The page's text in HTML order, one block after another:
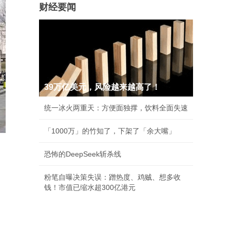
财经要闻
39万亿美元，风险越来越高了！
统一冰火两重天：方便面独撑，饮料全面失速
「1000万」的竹知了，下架了「余大嘴」
恐怖的DeepSeek斩杀线
粉笔自曝决策失误：蹭热度、鸡贼、想多收
钱！市值已缩水超300亿港元